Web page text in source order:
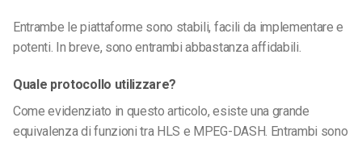
Entrambe le piattaforme sono stabili, facili da implementare e
potenti. In breve, sono entrambi abbastanza affidabili.
Quale protocollo utilizzare?
Come evidenziato in questo articolo, esiste una grande
equivalenza di funzioni tra HLS e MPEG-DASH. Entrambi sono